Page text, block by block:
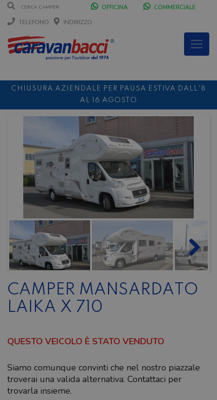
OFFICINA
COMMERCIALE
TELEFONO
INDIRIZZO
CHIUSURA AZIENDALE PER PAUSA ESTIVA DALL'8
AL 16 AGOSTO
DURANTE IL MESE DI AGOSTO SIAMO CHIUSI IL
SCONTO 10% NOLEGGIO ENTRO IL 31.08PER I
NOLEGGI DI SETTEMBRE
CAMPER MANSARDATO
LAIKA X 710
QUESTO VEICOLO È STATO VENDUTO
Siamo comunque convinti che nel nostro piazzale
troverai una valida alternativa. Contattaci per
trovarla insieme.